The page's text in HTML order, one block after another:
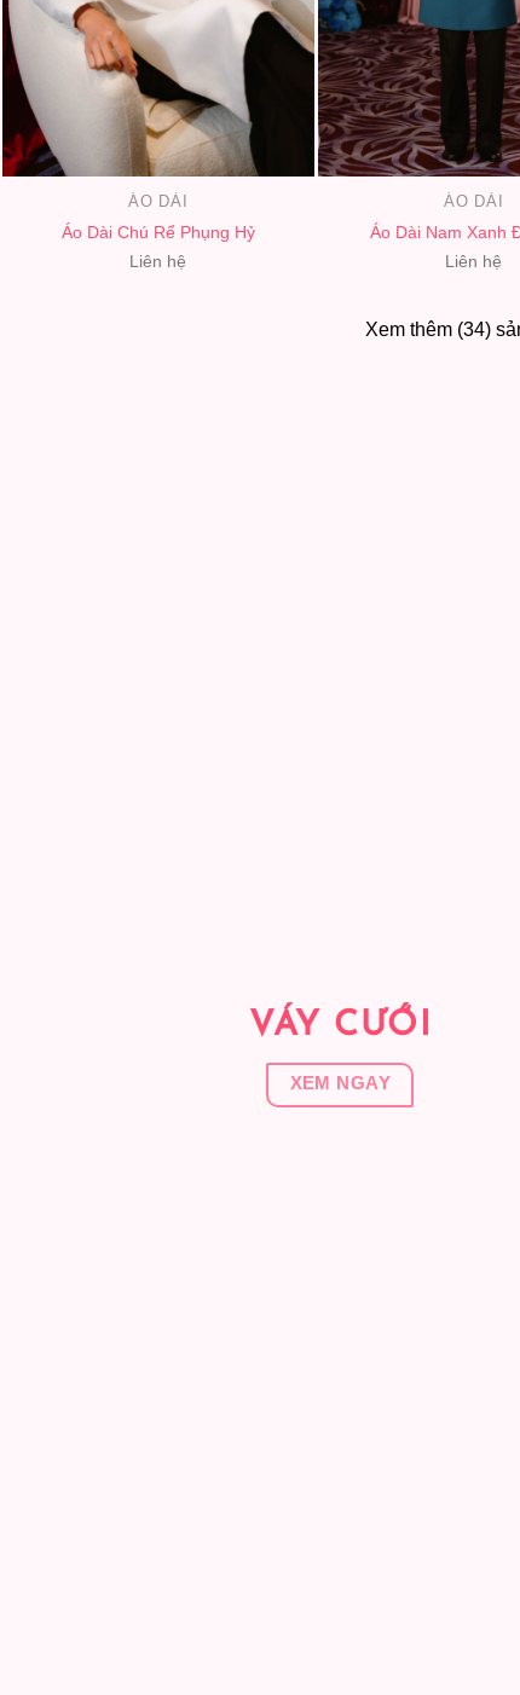
ÁO DÀI
Áo Dài Chú Rể Phụng Hỷ
Liên hệ
ÁO DÀI
Áo Dài Nam Xanh
Liên hệ
Xem thêm (34)
VÁY CƯỚI
XEM NGAY